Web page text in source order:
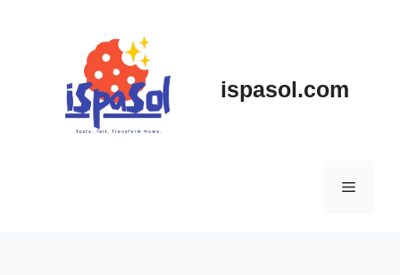
ispasol.com
Menu